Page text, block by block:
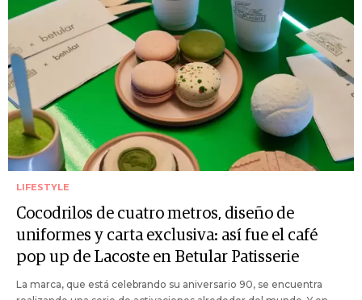
LIFESTYLE
Cocodrilos de cuatro metros, diseño de
uniformes y carta exclusiva: así fue el café
pop up de Lacoste en Betular Patisserie
La marca, que está celebrando su aniversario 90, se encuentra